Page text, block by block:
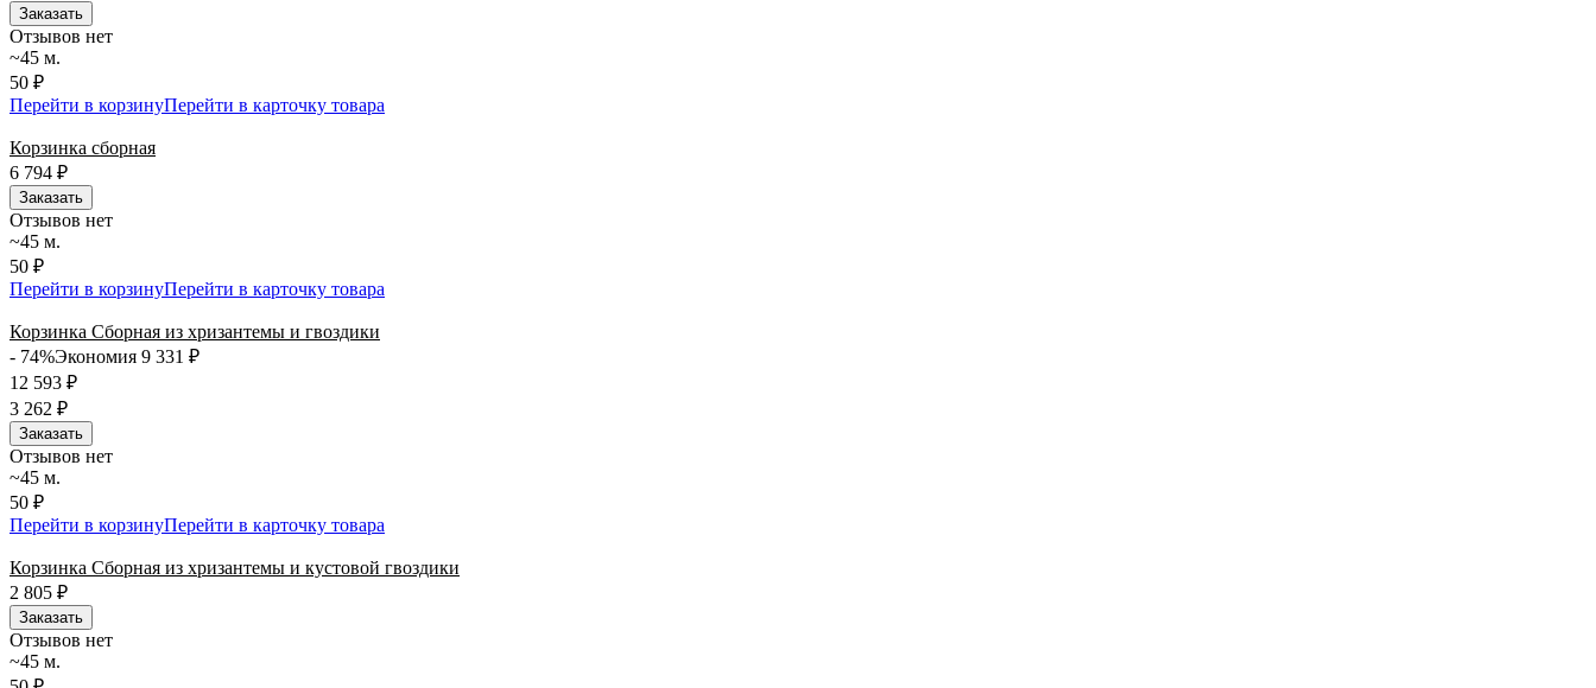
Заказать
Отзывов нет
~45 м.
50 ₽
Перейти в корзинуПерейти в карточку товара
Корзинка сборная
6 794 ₽
Заказать
Отзывов нет
~45 м.
50 ₽
Перейти в корзинуПерейти в карточку товара
Корзинка Сборная из хризантемы и гвоздики
- 74%Экономия 9 331 ₽
12 593 ₽
3 262 ₽
Заказать
Отзывов нет
~45 м.
50 ₽
Перейти в корзинуПерейти в карточку товара
Корзинка Сборная из хризантемы и кустовой гвоздики
2 805 ₽
Заказать
Отзывов нет
~45 м.